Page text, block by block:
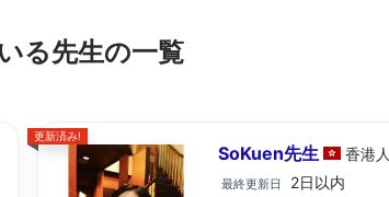
る先生の一覧
更新済み!
SoKuen先生 香港人
最終更新日 2日以内